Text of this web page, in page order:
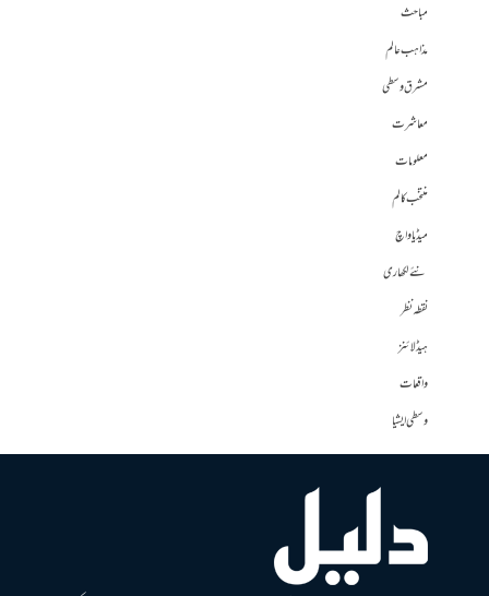
مباحث
مذاہب عالم
مشرق وسطی
معاشرت
معلومات
منتخب کالم
میڈیا واچ
نئے لکھاری
نقطہ نظر
ہیڈلائنز
واقعات
وسطی ایشیا